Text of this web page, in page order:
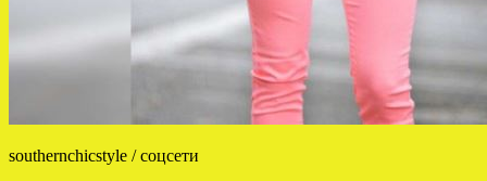
southernchicstyle / соцсети